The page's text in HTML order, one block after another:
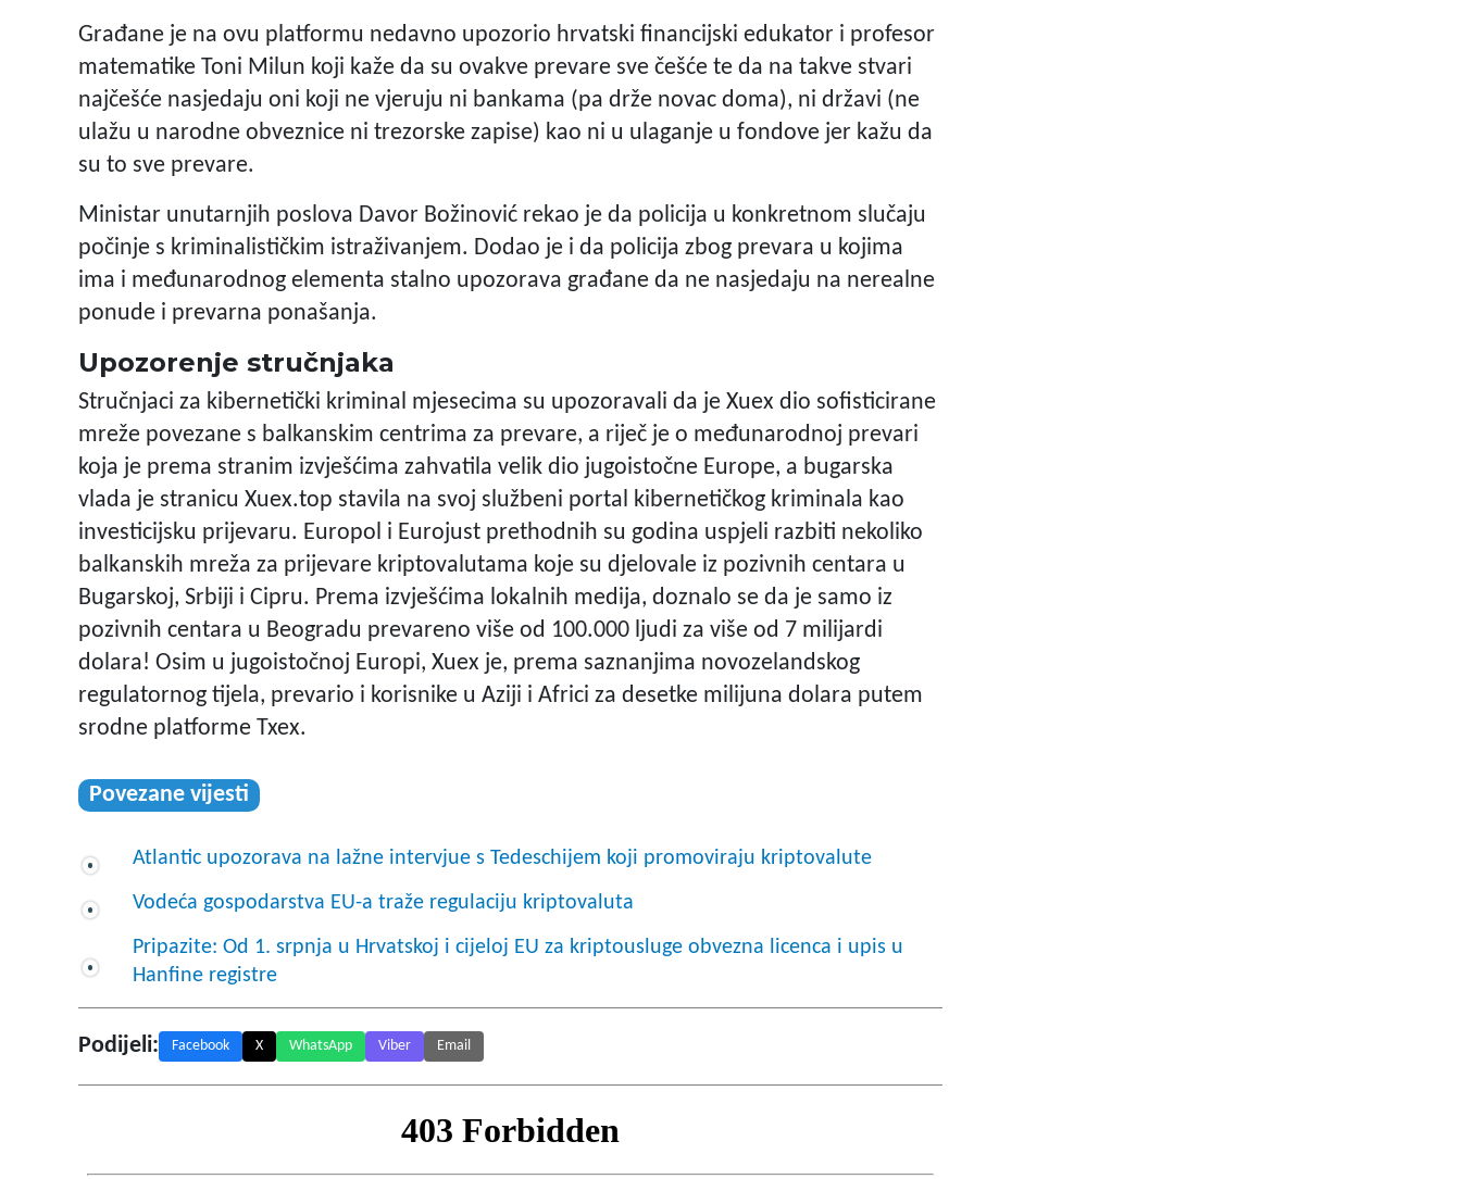
Građane je na ovu platformu nedavno upozorio hrvatski financijski edukator i profesor
matematike Toni Milun koji kaže da su ovakve prevare sve češće te da na takve stvari
najčešće nasjedaju oni koji ne vjeruju ni bankama (pa drže novac doma), ni državi (ne
ulažu u narodne obveznice ni trezorske zapise) kao ni u ulaganje u fondove jer kažu da
su to sve prevare.
Ministar unutarnjih poslova Davor Božinović rekao je da policija u konkretnom slučaju
počinje s kriminalističkim istraživanjem. Dodao je i da policija zbog prevara u kojima
ima i međunarodnog elementa stalno upozorava građane da ne nasjedaju na nerealne
ponude i prevarna ponašanja.
Upozorenje stručnjaka
Stručnjaci za kibernetički kriminal mjesecima su upozoravali da je Xuex dio sofisticirane
mreže povezane s balkanskim centrima za prevare, a riječ je o međunarodnoj prevari
koja je prema stranim izvješćima zahvatila velik dio jugoistočne Europe, a bugarska
vlada je stranicu Xuex.top stavila na svoj službeni portal kibernetičkog kriminala kao
investicijsku prijevaru. Europol i Eurojust prethodnih su godina uspjeli razbiti nekoliko
balkanskih mreža za prijevare kriptovalutama koje su djelovale iz pozivnih centara u
Bugarskoj, Srbiji i Cipru. Prema izvješćima lokalnih medija, doznalo se da je samo iz
pozivnih centara u Beogradu prevareno više od 100.000 ljudi za više od 7 milijardi
dolara! Osim u jugoistočnoj Europi, Xuex je, prema saznanjima novozelandskog
regulatornog tijela, prevario i korisnike u Aziji i Africi za desetke milijuna dolara putem
srodne platforme Txex.
Povezane vijesti
Atlantic upozorava na lažne intervjue s Tedeschijem koji promoviraju kriptovalute
Vodeća gospodarstva EU-a traže regulaciju kriptovaluta
Pripazite: Od 1. srpnja u Hrvatskoj i cijeloj EU za kriptousluge obvezna licenca i upis u
Hanfine registre
Podijeli: Facebook X WhatsApp Viber Email